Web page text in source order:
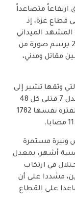
ارتفاعاً متصاعداً
قطاع غزة، إذ
الميداني
خلال الأشهر الخمسة الأولى من عام 2026 يرسم صورة من
مقاتل ومدني،
وثقها تشير إلى
أن مقتل 534 مواطنا منذ بداية العام بمعدل 7 قتلى كل 48
ساعة، في حين بلغ عدد المصابين خلال الفترة نفسها 1782
وتيرة مستمرة
أشهر، بمعدل
في ارتكاب
مشددا على أن
على القطاع